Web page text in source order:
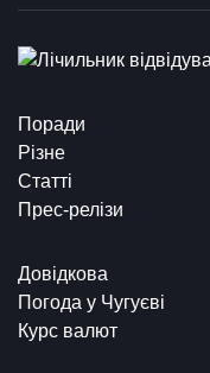
Поради
Різне
Статті
Прес-релізи
Довідкова
Погода у Чугуєві
Курс валют